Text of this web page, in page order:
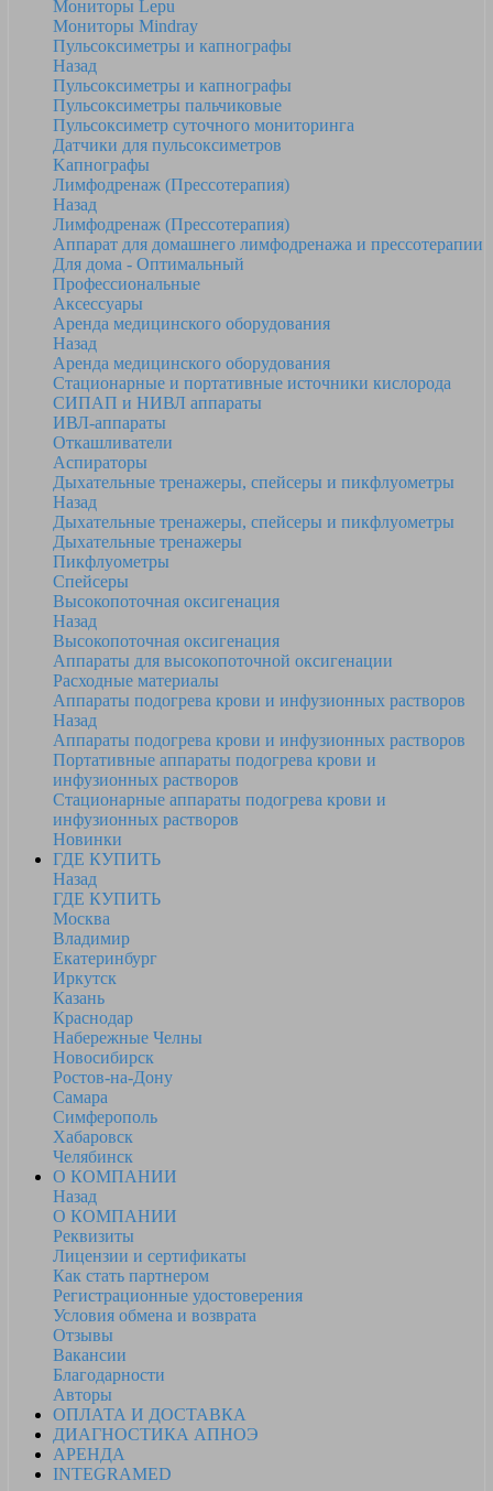
Мониторы Lepu
Мониторы Mindray
Пульсоксиметры и капнографы
Назад
Пульсоксиметры и капнографы
Пульсоксиметры пальчиковые
Пульсоксиметр суточного мониторинга
Датчики для пульсоксиметров
Kапнографы
Лимфодренаж (Прессотерапия)
Назад
Лимфодренаж (Прессотерапия)
Аппарат для домашнего лимфодренажа и прессотерапии
Для дома - Оптимальный
Профессиональные
Аксессуары
Аренда медицинского оборудования
Назад
Аренда медицинского оборудования
Стационарные и портативные источники кислорода
СИПАП и НИВЛ аппараты
ИВЛ-аппараты
Откашливатели
Аспираторы
Дыхательные тренажеры, спейсеры и пикфлуометры
Назад
Дыхательные тренажеры, спейсеры и пикфлуометры
Дыхательные тренажеры
Пикфлуометры
Спейсеры
Высокопоточная оксигенация
Назад
Высокопоточная оксигенация
Аппараты для высокопоточной оксигенации
Расходные материалы
Аппараты подогрева крови и инфузионных растворов
Назад
Аппараты подогрева крови и инфузионных растворов
Портативные аппараты подогрева крови и
инфузионных растворов
Стационарные аппараты подогрева крови и
инфузионных растворов
Новинки
ГДЕ КУПИТЬ
Назад
ГДЕ КУПИТЬ
Москва
Владимир
Екатеринбург
Иркутск
Казань
Краснодар
Набережные Челны
Новосибирск
Ростов-на-Дону
Самара
Симферополь
Хабаровск
Челябинск
О КОМПАНИИ
Назад
О КОМПАНИИ
Реквизиты
Лицензии и сертификаты
Как стать партнером
Регистрационные удостоверения
Условия обмена и возврата
Отзывы
Вакансии
Благодарности
Авторы
ОПЛАТА И ДОСТАВКА
ДИАГНОСТИКА АПНОЭ
АРЕНДА
INTEGRAMED